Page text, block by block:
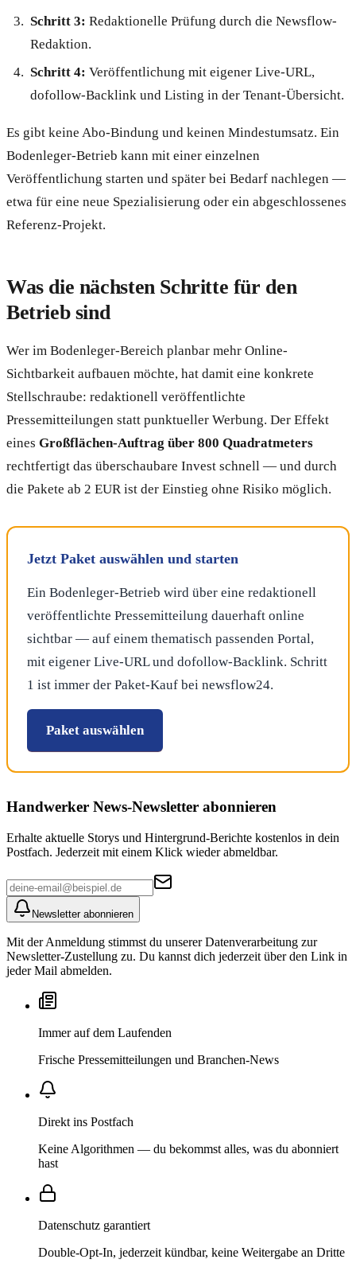
Schritt 3: Redaktionelle Prüfung durch die Newsflow-
Redaktion.
Schritt 4: Veröffentlichung mit eigener Live-URL,
dofollow-Backlink und Listing in der Tenant-Übersicht.
Es gibt keine Abo-Bindung und keinen Mindestumsatz. Ein
Bodenleger-Betrieb kann mit einer einzelnen
Veröffentlichung starten und später bei Bedarf nachlegen —
etwa für eine neue Spezialisierung oder ein abgeschlossenes
Referenz-Projekt.
Was die nächsten Schritte für den
Betrieb sind
Wer im Bodenleger-Bereich planbar mehr Online-
Sichtbarkeit aufbauen möchte, hat damit eine konkrete
Stellschraube: redaktionell veröffentlichte
Pressemitteilungen statt punktueller Werbung. Der Effekt
eines Großflächen-Auftrag über 800 Quadratmeters
rechtfertigt das überschaubare Invest schnell — und durch
die Pakete ab 2 EUR ist der Einstieg ohne Risiko möglich.
Jetzt Paket auswählen und starten
Ein Bodenleger-Betrieb wird über eine redaktionell
veröffentlichte Pressemitteilung dauerhaft online
sichtbar — auf einem thematisch passenden Portal,
mit eigener Live-URL und dofollow-Backlink. Schritt
1 ist immer der Paket-Kauf bei newsflow24.
Paket auswählen
Handwerker News-Newsletter abonnieren
Erhalte aktuelle Storys und Hintergrund-Berichte kostenlos in dein
Postfach. Jederzeit mit einem Klick wieder abmeldbar.
Newsletter abonnieren
Mit der Anmeldung stimmst du unserer Datenverarbeitung zur
Newsletter-Zustellung zu. Du kannst dich jederzeit über den Link in
jeder Mail abmelden.
Immer auf dem Laufenden
Frische Pressemitteilungen und Branchen-News
Direkt ins Postfach
Keine Algorithmen — du bekommst alles, was du abonniert
hast
Datenschutz garantiert
Double-Opt-In, jederzeit kündbar, keine Weitergabe an Dritte